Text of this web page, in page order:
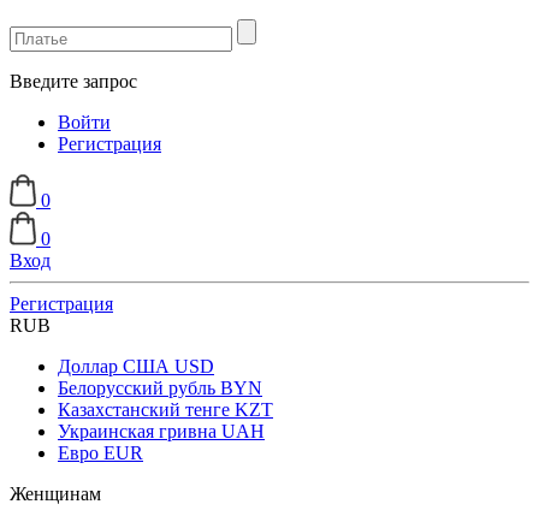
Введите запрос
Войти
Регистрация
0
0
Вход
Регистрация
RUB
Доллар США USD
Белорусский рубль BYN
Казахстанский тенге KZT
Украинская гривна UAH
Евро EUR
Женщинам